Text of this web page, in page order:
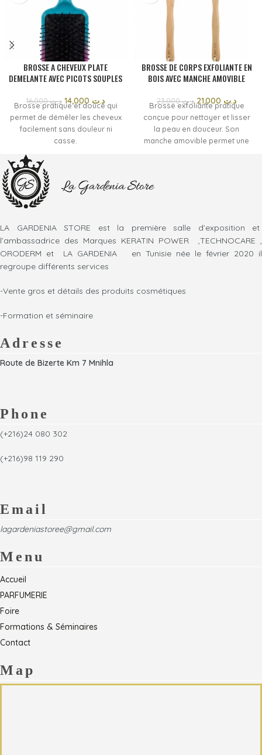
BROSSE A CHEVEUX PLATE
DEMELANTE AVEC PICOTS SOUPLES
د.ت16,000 د.ت
Brosse pratique et douce qui
permet de démêler les cheveux
facilement sans douleur ni
casse.
BROSSE DE CORPS EXFOLIANTE EN
BOIS AVEC MANCHE AMOVIBLE
د.ت23,000 د.ت
Brosse exfoliante pratique
conçue pour nettoyer et lisser
la peau en douceur. Son
manche amovible permet une
LA GARDENIA STORE est la première salle d’exposition et
l’ambassadrice des Marques KERATIN POWER ,TECHNOCARE ,
ORODERM et LA GARDENIA en Tunisie née le février 2020 il
regroupe différents services
-Vente gros et détails des produits cosmétiques
-Formation et séminaire
Adresse
Route de Bizerte Km 7 Mnihla
Phone
(+216)24 080 302
(+216)98 119 290
Email
lagardeniastoree@gmail.com
Menu
Accueil
PARFUMERIE
Foire
Formations & Séminaires
Contact
Map